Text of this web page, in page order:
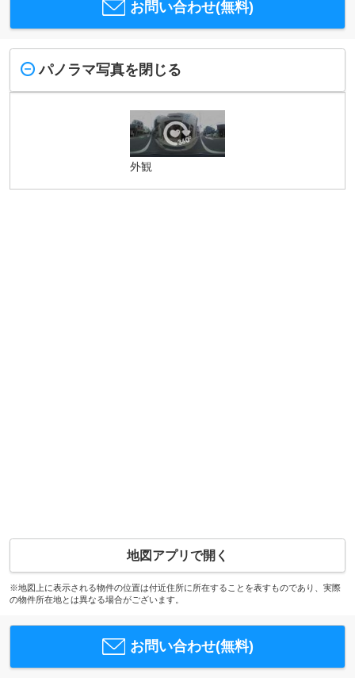
お問い合わせ(無料)
パノラマ写真を閉じる
外観
地図アプリで開く
※地図上に表示される物件の位置は付近住所に所在することを表すものであり、実際
の物件所在地とは異なる場合がございます。
お問い合わせ(無料)